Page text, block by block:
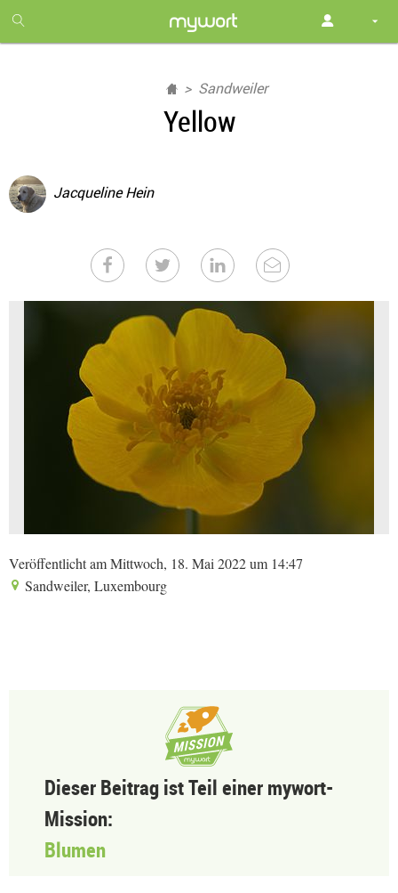
month
free
Sandweiler
Yellow
Jacqueline Hein
Veröffentlicht am Mittwoch, 18. Mai 2022 um 14:47
Sandweiler, Luxembourg
Dieser Beitrag ist Teil einer mywort-
Mission:
Blumen